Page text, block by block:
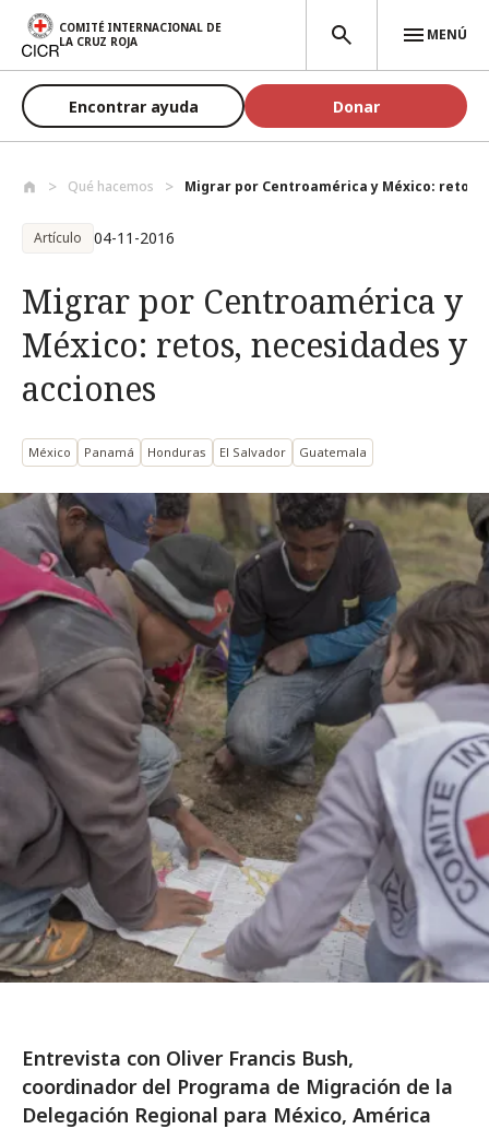
Pasar al contenido principal
COMITÉ INTERNACIONAL DE
LA CRUZ ROJA
MENÚ
Encontrar ayuda Donar
Qué hacemos Migrar por Centroamérica y México: retos...
Artículo 04-11-2016
Migrar por Centroamérica y
México: retos, necesidades y
acciones
México Panamá Honduras El Salvador Guatemala
Entrevista con Oliver Francis Bush,
coordinador del Programa de Migración de la
Delegación Regional para México, América